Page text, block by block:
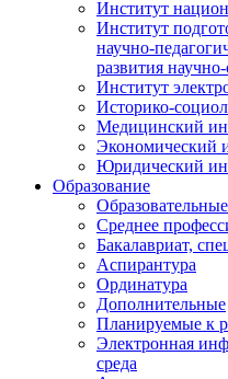
Институт
Институт
научно-
развития
Институт
Историко-
Медицинский
Экономический
Юридический
Образование
Среднее
Бакалавриат,
Аспирантура
Ординатура
Дополнительные
Планируемые к
Электронная
среда